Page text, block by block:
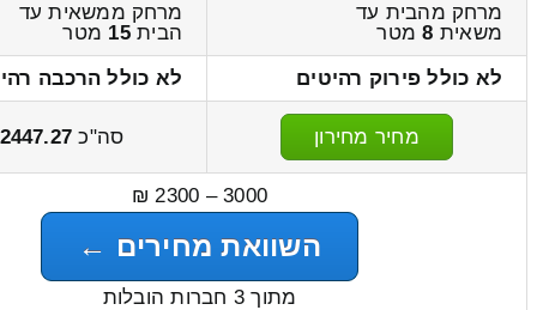
מרחק מהבית עד
משאית 8מטר
מרחק ממשאית עד
הבית15 מטר
לא כולל פירוק רהיטים
לא כולל הרכבה
מחיר מחירון סה"כ 2447.27
3000 – 2300 ₪
השוואת מחירים ←
מתוך 3 חברות הובלות